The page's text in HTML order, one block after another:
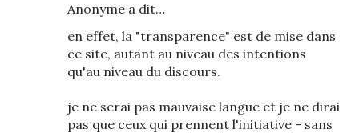
Anonyme a dit…
en effet, la "transparence" est de mise dans
ce site, autant au niveau des intentions
qu'au niveau du discours.
je ne serai pas mauvaise langue et je ne dirai
pas que ceux qui prennent l'initiative - sans